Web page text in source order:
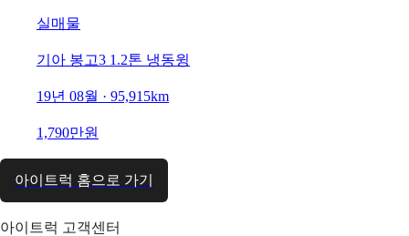
실매물
기아 봉고3 1.2톤 냉동윙
19년 08월 · 95,915km
1,790만원
아이트럭 홈으로 가기
아이트럭 고객센터